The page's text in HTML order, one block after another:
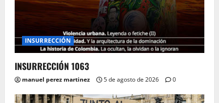
INSURRECCIÓN
INSURRECCIÓN 1063
manuel perez martinez 5 de agosto de 2026 0